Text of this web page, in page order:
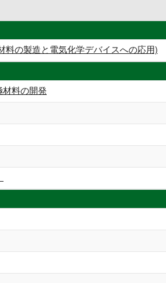
料の製造と電気化学デバイスへの応用)
料の開発